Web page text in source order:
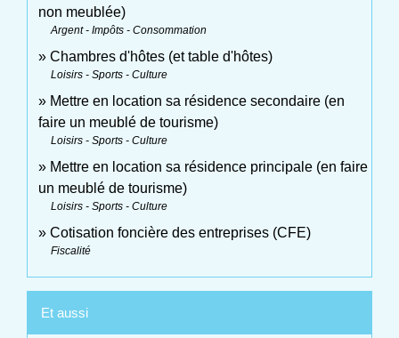
non meublée)
Argent - Impôts - Consommation
Chambres d'hôtes (et table d'hôtes)
Loisirs - Sports - Culture
Mettre en location sa résidence secondaire (en
faire un meublé de tourisme)
Loisirs - Sports - Culture
Mettre en location sa résidence principale (en faire
un meublé de tourisme)
Loisirs - Sports - Culture
Cotisation foncière des entreprises (CFE)
Fiscalité
Et aussi